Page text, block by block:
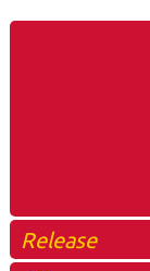
Release